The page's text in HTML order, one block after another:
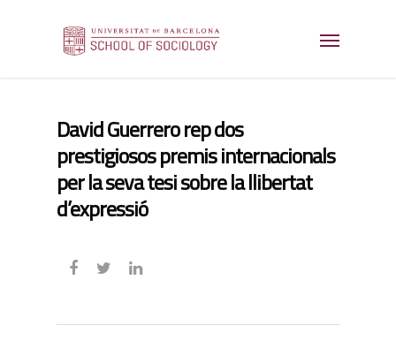
David Guerrero rep dos
prestigiosos premis internacionals
per la seva tesi sobre la llibertat
d’expressió